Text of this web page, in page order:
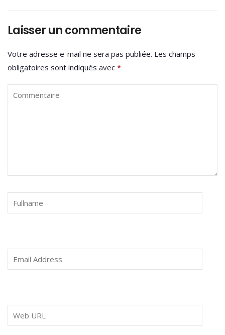
Laisser un commentaire
Votre adresse e-mail ne sera pas publiée. Les champs
obligatoires sont indiqués avec *